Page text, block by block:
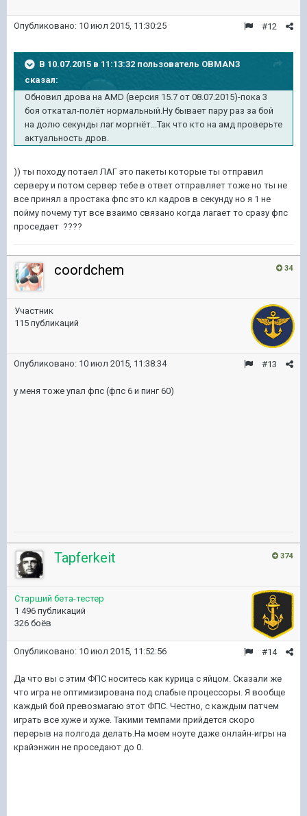
#12
Опубликовано: 10 июл 2015, 11:30:25
В 10.07.2015 в 11:13:32 пользователь OBMAN3
сказал:
Обновил дрова на AMD (версия 15.7 от 08.07.2015)-пока 3
боя откатал-полёт нормальный.Ну бывает пару раз за бой
на долю секунды лаг моргнёт...Так что кто на амд проверьте
актуальность дров.
)) ты походу потаел ЛАГ это пакеты которые ты отправил
серверу и потом сервер тебе в ответ отправляет тоже но ты не
все принял а простака фпс это кл кадров в секунду но я 1 не
пойму почему тут все взаимо связано когда лагает то сразу фпс
проседает ????
34
coordchem
Участник
115 публикаций
#13
Опубликовано: 10 июл 2015, 11:38:34
у меня тоже упал фпс (фпс 6 и пинг 60)
374
Tapferkeit
Старший бета-тестер
1 496 публикаций
326 боёв
#14
Опубликовано: 10 июл 2015, 11:52:56
Да что вы с этим ФПС носитесь как курица с яйцом. Сказали же
что игра не оптимизирована под слабые процессоры. Я вообще
каждый бой превозмагаю этот ФПС. Честно, с каждым патчем
играть все хуже и хуже. Такими темпами прийдется скоро
перерыв на полгода делать.На моем ноуте даже онлайн-игры на
крайэнжин не проседают до 0.